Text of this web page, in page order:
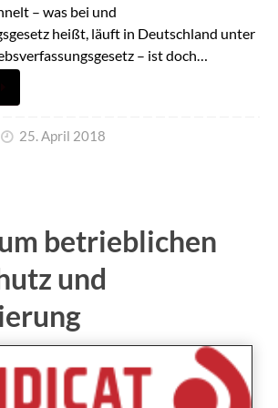
– was bei und
heißt, läuft in Deutschland unter
– ist doch…
25. April 2018
betrieblichen
und